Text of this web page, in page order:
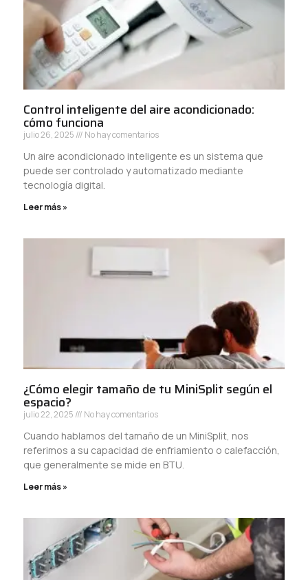
Control inteligente del aire acondicionado:
cómo funciona
julio 26, 2025 No hay comentarios
Un aire acondicionado inteligente es un sistema que
puede ser controlado y automatizado mediante
tecnología digital.
Leer más »
¿Cómo elegir tamaño de tu MiniSplit según el
espacio?
julio 22, 2025 No hay comentarios
Cuando hablamos del tamaño de un MiniSplit, nos
referimos a su capacidad de enfriamiento o calefacción,
que generalmente se mide en BTU.
Leer más »